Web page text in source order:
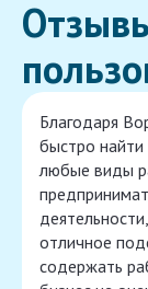
Благодаря
быстро найти
любые виды
отличное
содержать